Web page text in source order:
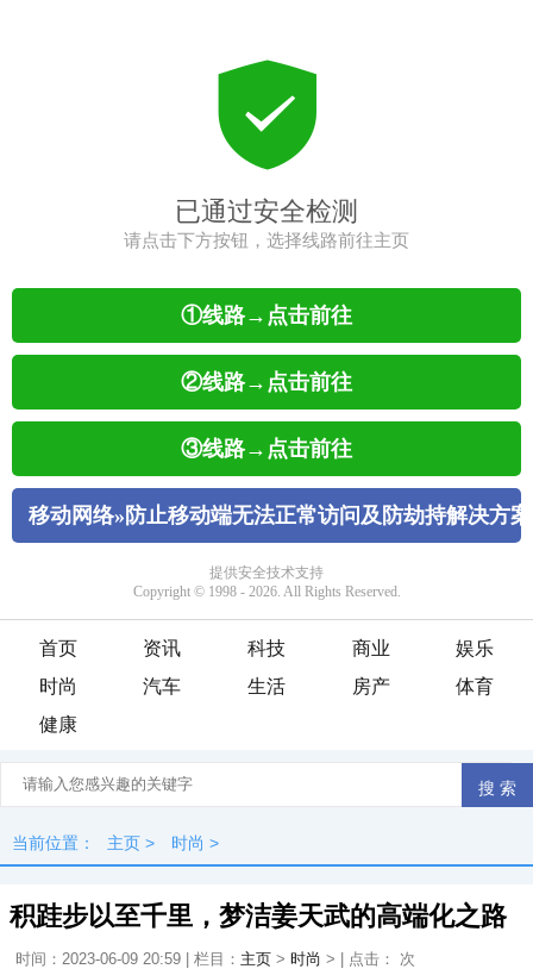
首页 资讯 科技 商业
娱乐
时尚
汽车 生活 房产
体育
健康
当前位置： 主页 > 时尚 >
积跬步以至千里，梦洁姜天武的高端化之路
时间：2023-06-09 20:59 | 栏目： 主页 > 时尚 > | 点击： 次